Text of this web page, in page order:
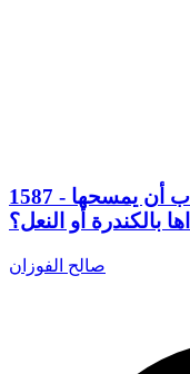
1587 - هل يشترط عند المسح على الشراب أن يمسحها
بالكندرة أو النعل؟
صالح الفوزان